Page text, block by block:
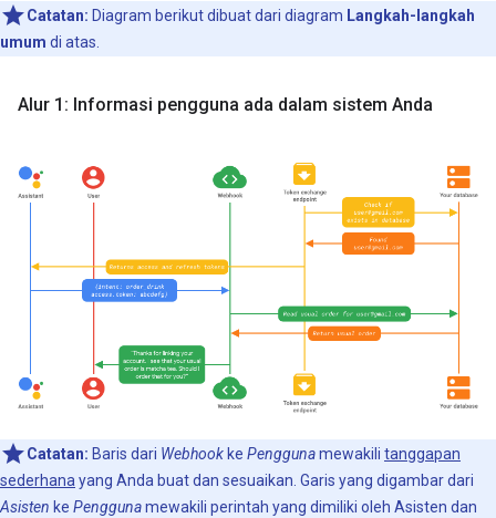
Catatan: Diagram berikut dibuat dari diagram Langkah-langkah
umum di atas.
Alur 1: Informasi pengguna ada dalam sistem Anda
Catatan: Baris dari Webhook ke Penggunamewakili tanggapan
sederhanayang Anda buat dan sesuaikan. Garis yang digambar dari
Asisten ke Penggunamewakili perintah yang dimiliki oleh Asisten dan